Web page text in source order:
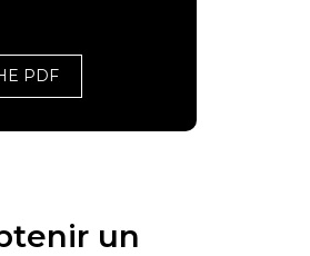
PDF
un